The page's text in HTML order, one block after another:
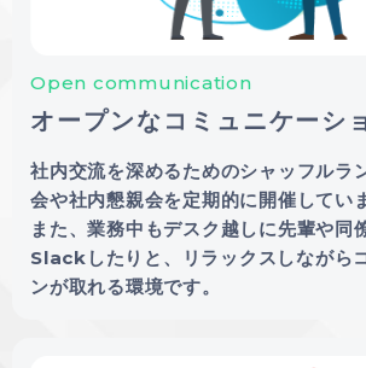
Open communication
オープンなコミュニケーシ
社内交流を深めるためのシャッフルラ
会や社内懇親会を定期的に開催してい
また、業務中もデスク越しに先輩や同
Slackしたりと、リラックスしながら
ンが取れる環境です。